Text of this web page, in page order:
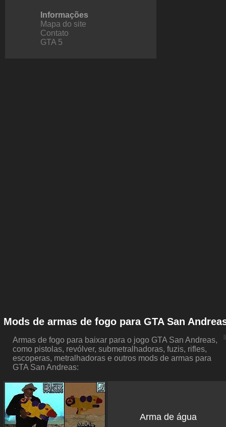
Informações
Mapa do site
Contato
GTA 5
Mods de armas de fogo para GTA San
Armas de fogo para baixar para o jogo GTA San Andreas,
como pistolas, revólver, submetralhadoras, fuzis, rifles,
escoperas, metralhadoras e outros mods de armas para
GTA San Andreas:
Arma de água